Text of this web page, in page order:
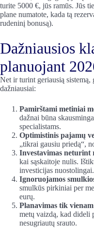
turite 5000 €, jūs ramūs. Jūs
plane numatote, kada tą
rudeninį bonusą).
Dažniausios
planuojant
Net ir turint geriausią sistemą,
dažniausiai:
Pamirštami metiniai
dažnai būna
specialistams.
Optimistinis pajamų
„tikrai gausiu priedą“,
Investavimas neturint
kai sąskaitoje nulis.
investicijas nuostolingai.
Ignoruojamos
smulkūs pirkiniai per
eurų.
Planavimas tik
metų vaizdą, kad
nesugriautų srauto.